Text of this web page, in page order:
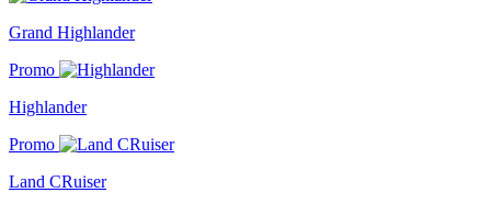
Grand Highlander
Promo
Highlander
Promo
Land CRuiser